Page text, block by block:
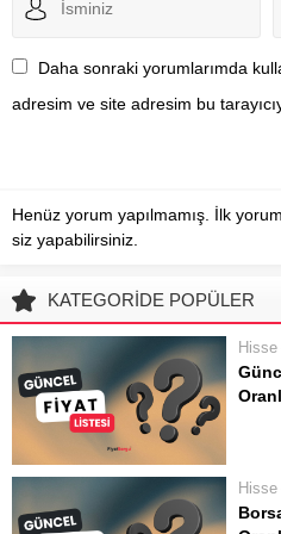
Daha sonraki yorumlarımda
adresim ve site adresim bu
Henüz yorum yapılmamış. İlk
siz yapabilirsiniz.
KATEGORİDE POPÜLER
Hisse
Hisse